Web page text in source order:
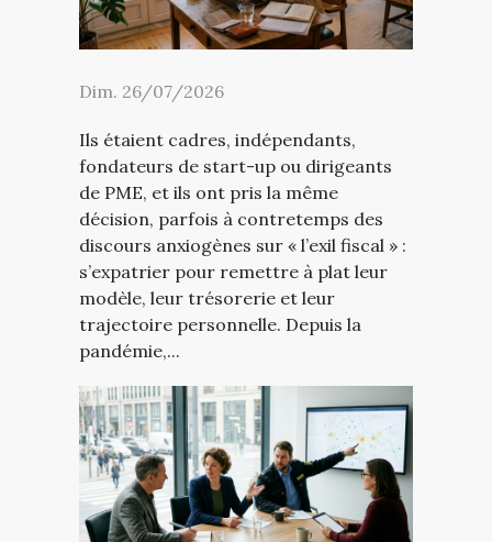
Dim. 26/07/2026
Ils étaient cadres, indépendants,
fondateurs de start-up ou dirigeants
de PME, et ils ont pris la même
décision, parfois à contretemps des
discours anxiogènes sur « l’exil fiscal » :
s’expatrier pour remettre à plat leur
modèle, leur trésorerie et leur
trajectoire personnelle. Depuis la
pandémie,...